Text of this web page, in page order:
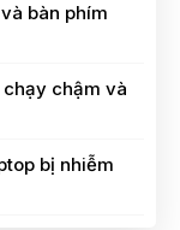
bàn phím
chậm và
bị nhiễm